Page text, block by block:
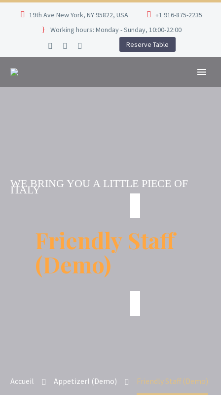
19th Ave New York, NY 95822, USA
+1 916-875-2235
Working hours: Monday - Sunday, 10:00-22:00
Reserve Table
WE BRING YOU A LITTLE PIECE OF
ITALY
Friendly Staff
(Demo)
Accueil Appetizerl (Demo) Friendly Staff (Demo)